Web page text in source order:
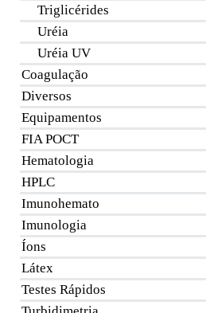
Triglicérides
Uréia
Uréia UV
Coagulação
Diversos
Equipamentos
FIA POCT
Hematologia
HPLC
Imunohemato
Imunologia
Íons
Látex
Testes Rápidos